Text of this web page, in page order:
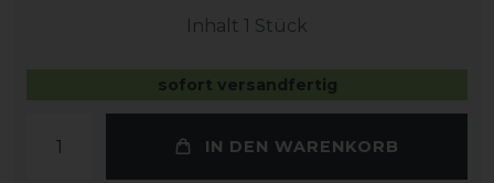
Inhalt 1 Stück
sofort versandfertig
IN DEN WARENKORB